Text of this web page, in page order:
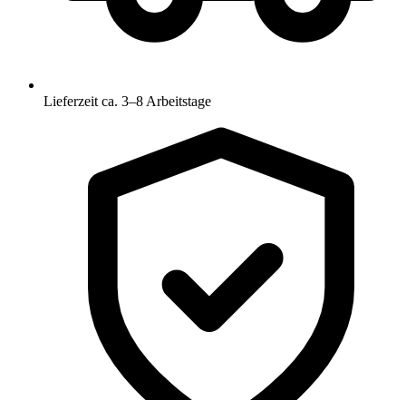
Lieferzeit ca. 3–8 Arbeitstage